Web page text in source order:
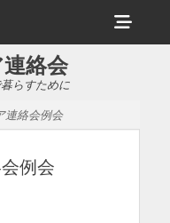
ヘ
ッ
サ
絡会
らすために
連絡会例会
例会